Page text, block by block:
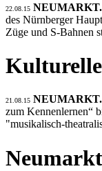
22.08.15 NEUMARKT.
des Nürnberger
Züge und S-Bahnen
21.08.15 NEUMARKT.
zum Kennenlernen“
"musikalisch-